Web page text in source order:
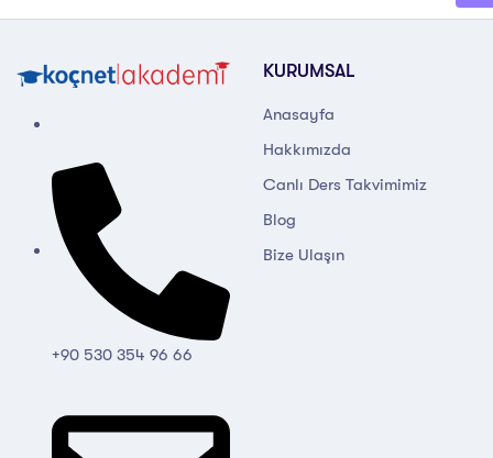
+90 530 354 96 66
KURUMSAL
Anasayfa
Hakkımızda
Canlı Ders Takvimimiz
Blog
Bize Ulaşın